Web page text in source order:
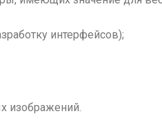
интерфейсов);
изображений.